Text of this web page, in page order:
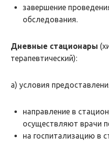
завершение
обследования.
Дневные стационары
терапевтический):
а) условия
направление в
осуществляют врачи
на госпитализацию в